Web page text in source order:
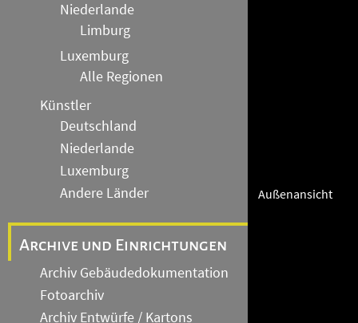
Niederlande
Limburg
Luxemburg
Alle Regionen
Künstler
Deutschland
Niederlande
Luxemburg
Andere Länder
Archive und Einrichtungen
Archiv Gebäudedokumentation
Fotoarchiv
Archiv Entwürfe / Kartons
Außenansicht